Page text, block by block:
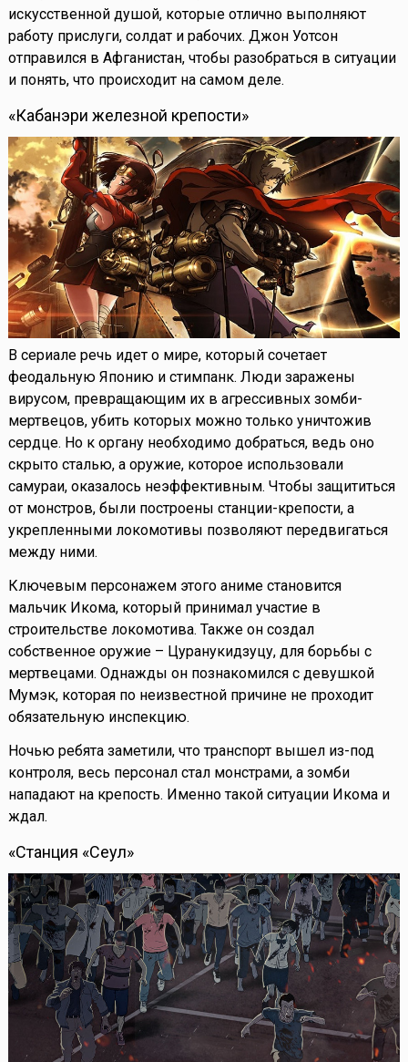
искусственной душой, которые отлично выполняют
работу прислуги, солдат и рабочих. Джон Уотсон
отправился в Афганистан, чтобы разобраться в ситуации
и понять, что происходит на самом деле.
«Кабанэри железной крепости»
В сериале речь идет о мире, который сочетает
феодальную Японию и стимпанк. Люди заражены
вирусом, превращающим их в агрессивных зомби-
мертвецов, убить которых можно только уничтожив
сердце. Но к органу необходимо добраться, ведь оно
скрыто сталью, а оружие, которое использовали
самураи, оказалось неэффективным. Чтобы защититься
от монстров, были построены станции-крепости, а
укрепленными локомотивы позволяют передвигаться
между ними.
Ключевым персонажем этого аниме становится
мальчик Икома, который принимал участие в
строительстве локомотива. Также он создал
собственное оружие – Цуранукидзуцу, для борьбы с
мертвецами. Однажды он познакомился с девушкой
Мумэк, которая по неизвестной причине не проходит
обязательную инспекцию.
Ночью ребята заметили, что транспорт вышел из-под
контроля, весь персонал стал монстрами, а зомби
нападают на крепость. Именно такой ситуации Икома и
ждал.
«Станция «Сеул»